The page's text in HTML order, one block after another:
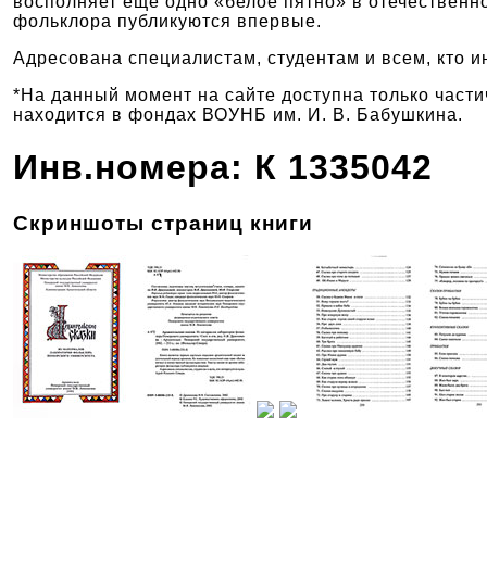
фольклора публикуются впервые.
Адресована специалистам, студентам и всем, кто
*На данный момент на сайте доступна только
находится в фондах ВОУНБ им. И. В. Бабушкина.
Инв.номера: К 1335042
Скриншоты страниц книги